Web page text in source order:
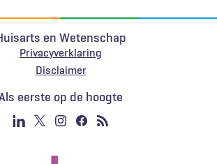
en Wetenschap
Privacyverklaring
Voet
Disclaimer
eerste op de hoogte